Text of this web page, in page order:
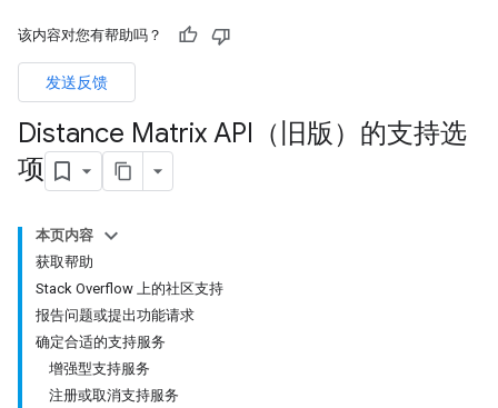
该内容对您有帮助吗？
发送反馈
Distance Matrix API（旧版）的支持选
项
本页内容
获取帮助
Stack Overflow 上的社区支持
报告问题或提出功能请求
确定合适的支持服务
增强型支持服务
注册或取消支持服务